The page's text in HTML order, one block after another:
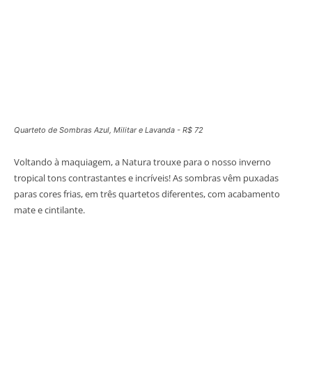
Quarteto de Sombras Azul, Militar e Lavanda - R$ 72
Voltando à maquiagem, a Natura trouxe para o nosso inverno
tropical tons contrastantes e incríveis! As sombras vêm puxadas
paras cores frias, em três quartetos diferentes, com acabamento
mate e cintilante.